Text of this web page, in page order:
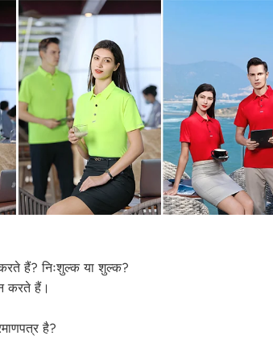
हैं? निःशुल्क या शुल्क?
करते हैं।
है?